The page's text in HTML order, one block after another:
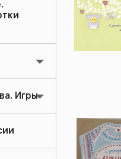
Игры